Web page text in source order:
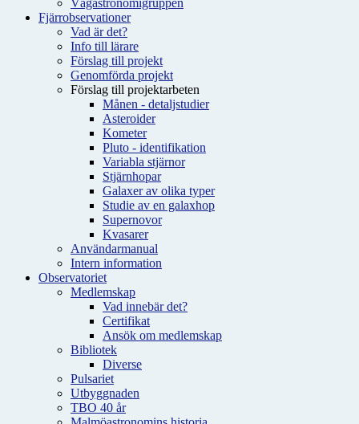
Vägastronomigruppen
Fjärrobservationer
Vad är det?
Info till lärare
Förslag till projekt
Genomförda projekt
Förslag till projektarbeten
Månen - detaljstudier
Asteroider
Kometer
Pluto - identifikation
Variabla stjärnor
Stjärnhopar
Galaxer av olika typer
Studie av en galaxhop
Supernovor
Kvasarer
Användarmanual
Intern information
Observatoriet
Medlemskap
Vad innebär det?
Certifikat
Ansök om medlemskap
Bibliotek
Diverse
Pulsariet
Utbyggnaden
TBO 40 år